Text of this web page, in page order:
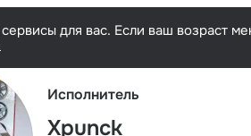
для вас. Если ваш возраст
Исполнитель
Xpunck